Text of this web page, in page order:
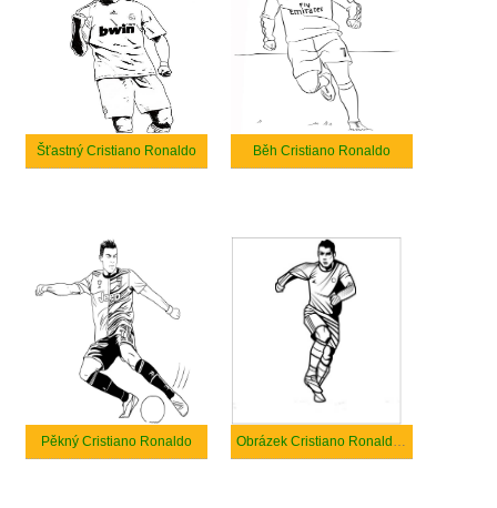
Šťastný Cristiano Ronaldo Běh Cristiano Ronaldo
Pěkný Cristiano Ronaldo Obrázek Cristiano Ronaldo Běh